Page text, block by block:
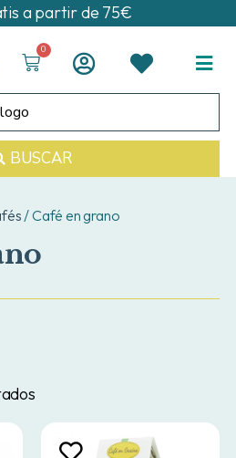
a partir de 75€
0
BUSCAR
/ Café en grano